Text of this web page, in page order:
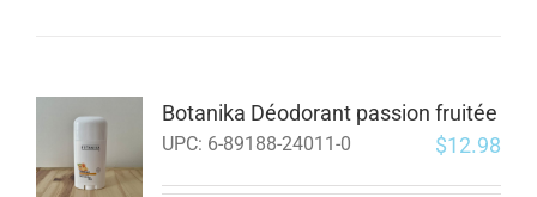
Botanika Déodorant passion fruitée
UPC: 6-89188-24011-0 $12.98